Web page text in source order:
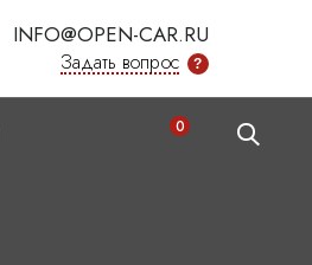
INFO@OPEN-CAR.RU
Задать вопрос ?
0